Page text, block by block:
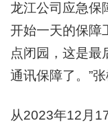
龙江公司应急保
开始一天的保障
点闭园，这是最
通讯保障了。”张
从2023年12月